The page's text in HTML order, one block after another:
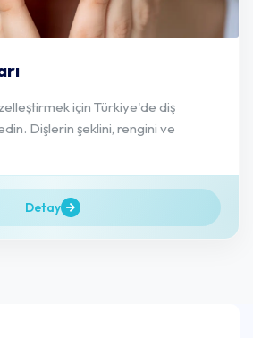
için Türkiye'de diş
Dişlerin şeklini, rengini ve
Detay